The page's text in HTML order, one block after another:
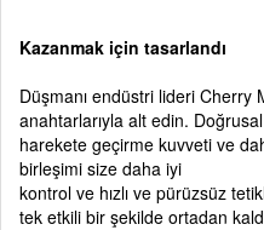
Kazanmak için tasarlandı
Düşmanı endüstri lideri Cherry
anahtarlarıyla alt edin.
harekete geçirme kuvveti ve
birleşimi size daha iyi
kontrol ve hızlı ve pürüzsüz
tek etkili bir şekilde ortadan